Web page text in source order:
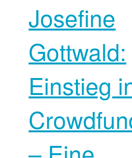
Josefine
Gottwald:
Einstieg